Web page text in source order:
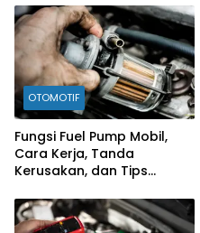
OTOMOTIF
Fungsi Fuel Pump Mobil,
Cara Kerja, Tanda
Kerusakan, dan Tips